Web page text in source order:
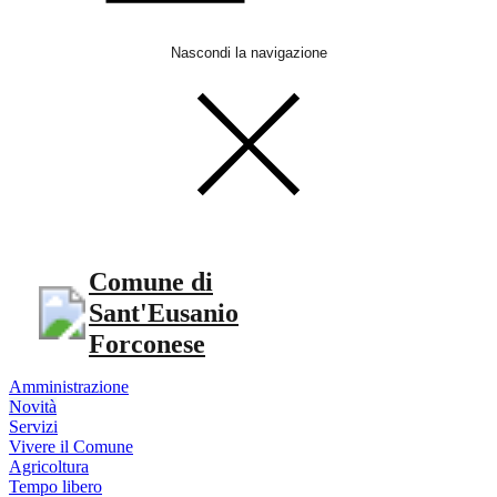
Nascondi la navigazione
Comune di
Sant'Eusanio
Forconese
Amministrazione
Novità
Servizi
Vivere il Comune
Agricoltura
Tempo libero